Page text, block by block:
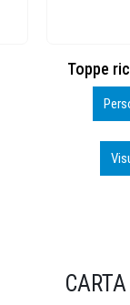
KIT CAMP